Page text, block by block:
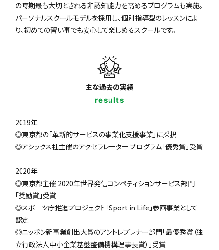
の時期最も大切とされる非認知能力を高めるプログラムも実施。
パーソナルスクールモデルを採用し、個別指導型のレッスンによ
り、初めての習い事でも安心して楽しめるスクールです。
主な過去の実績
results
2019年
◎東京都の「革新的サービスの事業化支援事業」に採択
◎アシックス社主催のアクセラレーター プログラム「優秀賞」受賞
2020年
◎東京都主催 2020年世界発信コンペティションサービス部門
「奨励賞」受賞
◎スポーツ庁推進プロジェクト「Sport in Life」参画事業として
認定
◎ニッポン新事業創出大賞のアントレプレナー部門「最優秀賞（独
立行政法人中小企業基盤整備機構理事長賞）」受賞